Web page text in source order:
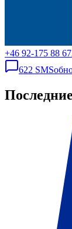
+46 92-175 88 67
622 SMS